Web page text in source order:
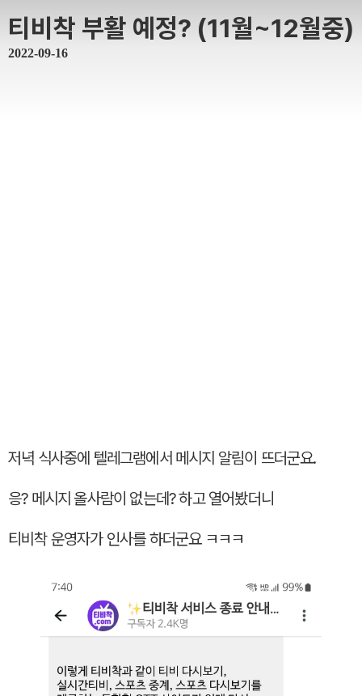
티비착 부활 예정? (11월~12월중)
2022-09-16
저녁 식사중에 텔레그램에서 메시지 알림이 뜨더군요.
응? 메시지 올사람이 없는데? 하고 열어봤더니
티비착 운영자가 인사를 하더군요 ㅋㅋㅋ